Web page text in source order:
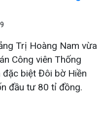
Trị Hoàng Nam vừa
Công viên Thống
đặc biệt Đôi bờ Hiền
đầu tư 80 tỉ đồng.